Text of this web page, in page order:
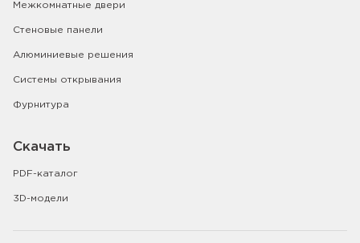
Межкомнатные двери
Стеновые панели
Алюминиевые решения
Системы открывания
Фурнитура
Скачать
PDF-каталог
3D-модели